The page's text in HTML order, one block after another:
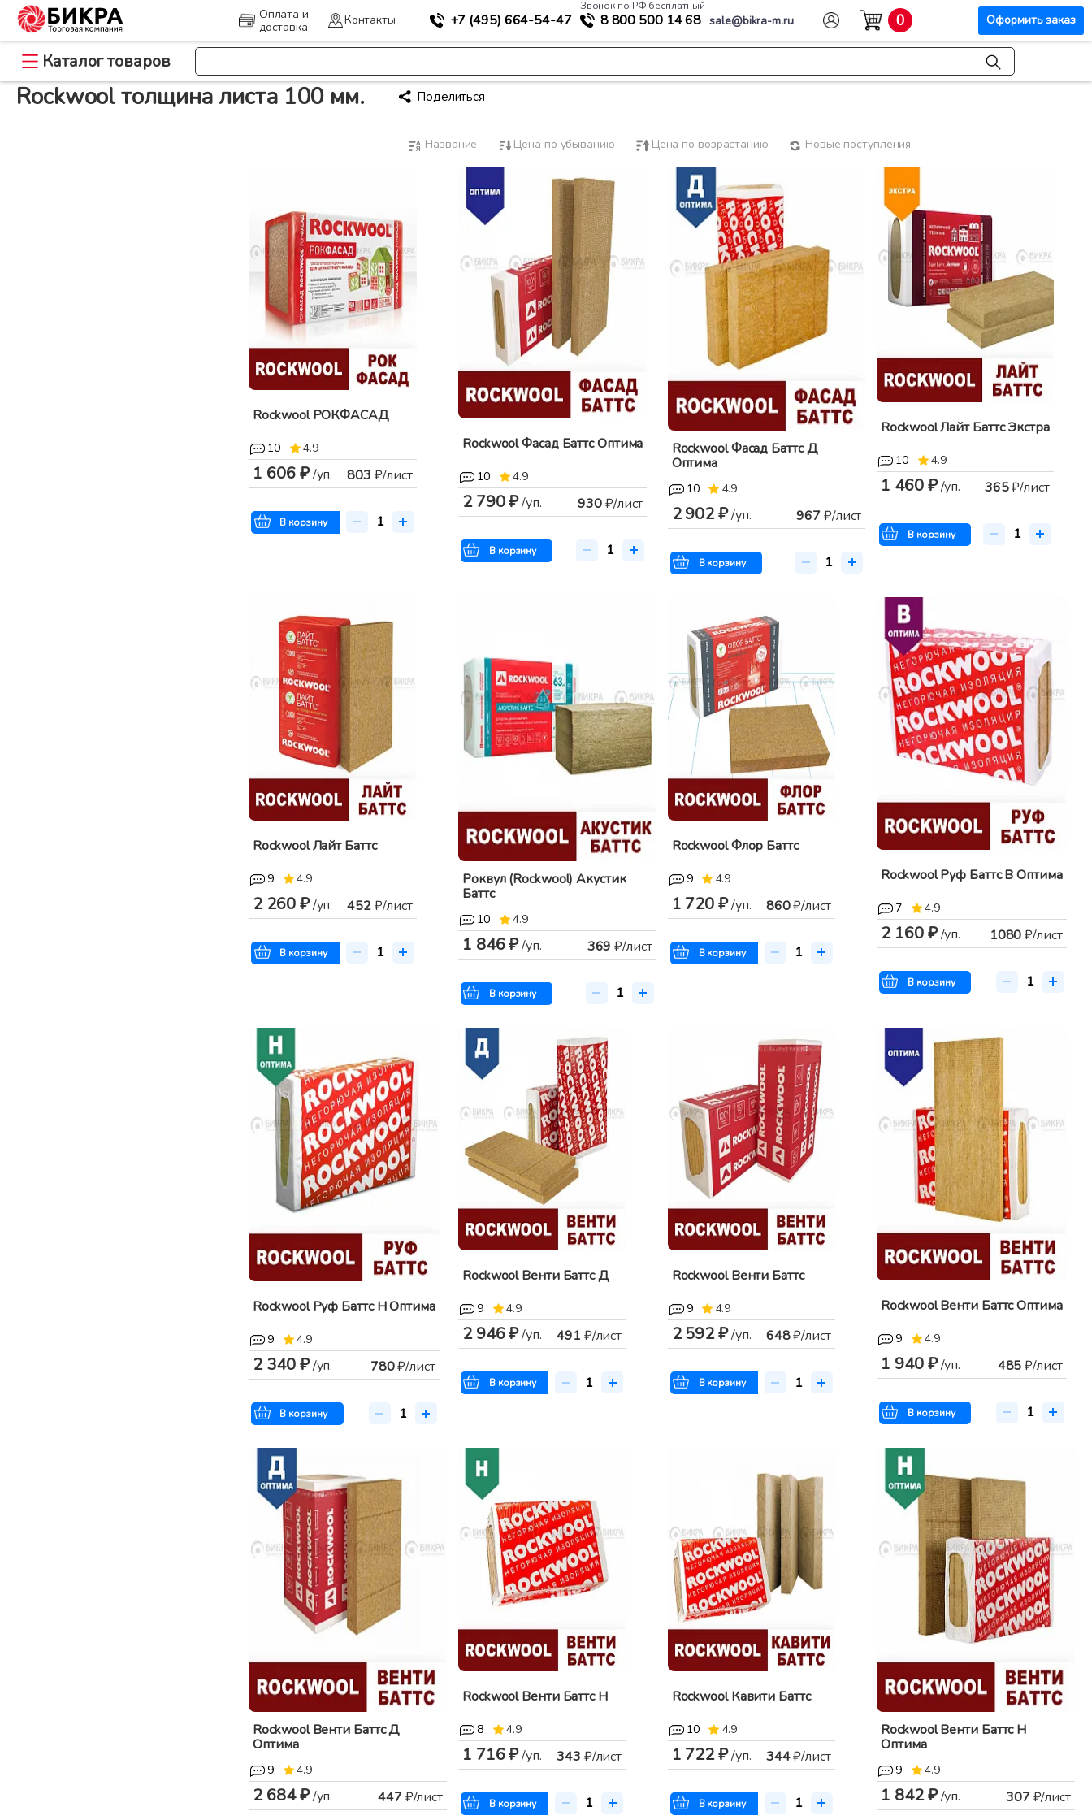
Оплата и
доставка
Контакты +7 (495) 664-54-47
Звонок по РФ бесплатный
8 800 500 14 68 sale@bikra-m.ru 0 Оформить заказ
Каталог товаров
Главная >Утеплитель >Rockwool 100
Rockwool толщина листа 100 мм. Поделиться
Название Цена по убыванию Цена по возрастанию Новые поступления
Rockwool РОКФАСАД
10 4.9
1 606 ₽/уп. 803 ₽/лист
В корзину
Rockwool Фасад Баттс Оптима
10 4.9
2 790 ₽/уп. 930₽/лист
В корзину
Rockwool Фасад Баттс Д
Оптима
10 4.9
2 902 ₽/уп. 967₽/лист
В корзину
Rockwool Лайт Баттс Экстра
10 4.9
1 460 ₽/уп. 365₽/лист
В корзину
Rockwool Лайт Баттс
9 4.9
2 260 ₽/уп. 452₽/лист
В корзину
Роквул (Rockwool) Акустик
Баттс
10 4.9
1 846 ₽/уп. 369 ₽/лист
В корзину
Rockwool Флор Баттс
9 4.9
1 720 ₽/уп. 860₽/лист
В корзину
Rockwool Руф Баттс В Оптима
7 4.9
2 160 ₽/уп. 1080₽/лист
В корзину
Rockwool Руф Баттс Н Оптима
9 4.9
2 340 ₽/уп. 780₽/лист
В корзину
Rockwool Венти Баттс Д
9 4.9
2 946 ₽/уп. 491₽/лист
В корзину
Rockwool Венти Баттс
9 4.9
2 592 ₽/уп. 648₽/лист
В корзину
Rockwool Венти Баттс Оптима
9 4.9
1 940 ₽/уп. 485₽/лист
В корзину
Rockwool Венти Баттс Д
Оптима
9 4.9
2 684 ₽/уп. 447₽/лист
Rockwool Венти Баттс Н
8 4.9
1 716 ₽/уп. 343 ₽/лист
В корзину
Rockwool Кавити Баттс
10 4.9
1 722 ₽/уп. 344₽/лист
В корзину
Rockwool Венти Баттс Н
Оптима
9 4.9
1 842 ₽/уп. 307₽/лист